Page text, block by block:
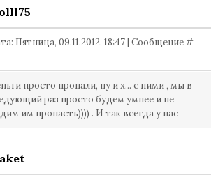
Пятница, 09.11.2012, 18:47 | Сообщение #
просто пропали, ну и х... с ними , мы в
раз просто будем умнее и не
им пропасть)))) . И так всегда у нас